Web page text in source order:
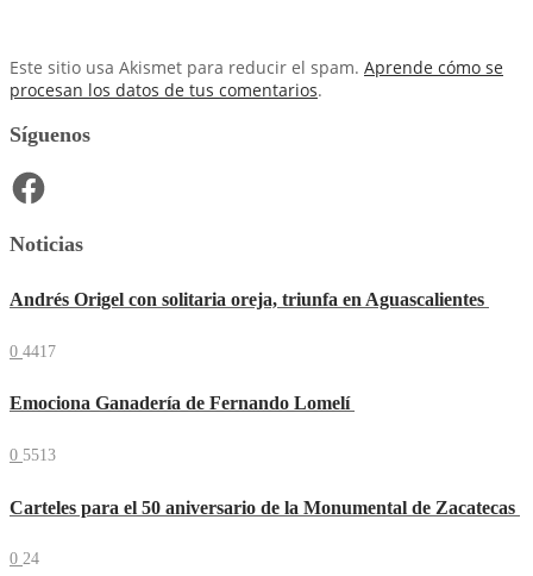
Este sitio usa Akismet para reducir el spam. Aprende cómo se
procesan los datos de tus comentarios.
Síguenos
Facebook
Noticias
Andrés Origel con solitaria oreja, triunfa en Aguascalientes
0 4417
Emociona Ganadería de Fernando Lomelí
0 5513
Carteles para el 50 aniversario de la Monumental de Zacatecas
0 24